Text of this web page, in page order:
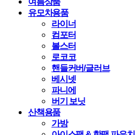
유모차용품
라이너
컴포터
볼스터
로코코
핸들커버/글러브
베시넷
파니에
버기 보닛
산책용품
가방